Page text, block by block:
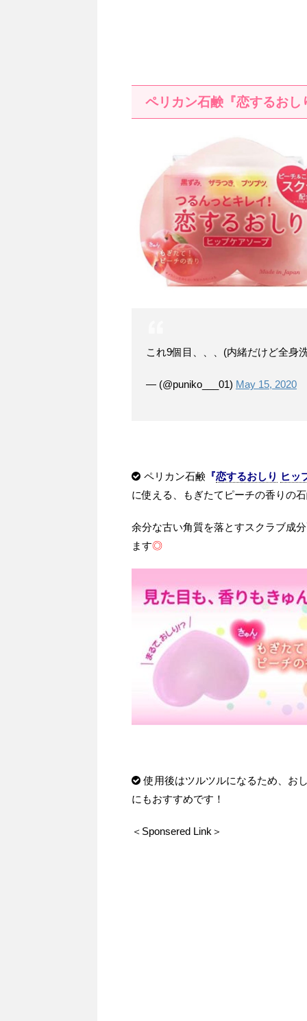
ペリカン石鹸『恋するおし
これ9個目、、、(内緒だけど全身
— (@puniko___01) May 15, 2020
ペリカン石鹸 『恋するおしり ヒッ
に使える、もぎたてピーチの香りの
余分な古い角質を落とすスクラブ成
ます◎
使用後はツルツルになるため、お
にもおすすめです！
＜Sponsered Link＞